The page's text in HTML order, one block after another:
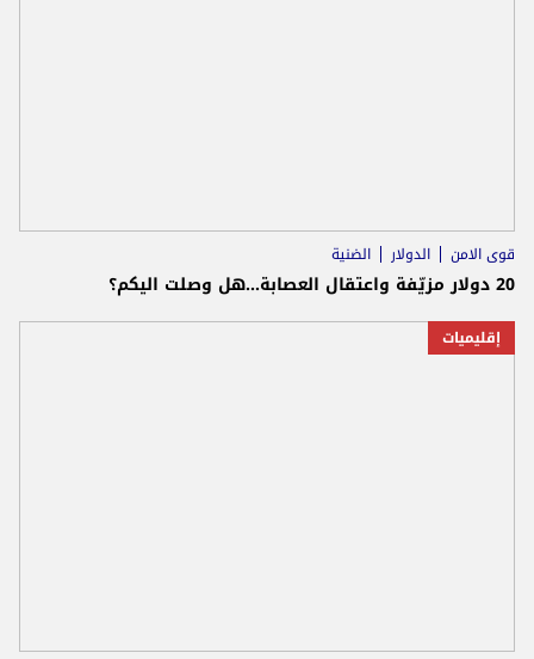
قوى الامن الدولار الضنية
20 دولار مزيّفة واعتقال العصابة...هل وصلت اليكم؟
إقليميات